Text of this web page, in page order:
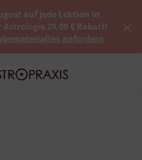
auf jede Lektion in
Astrologie 20,00 € Rabatt!
anfordern